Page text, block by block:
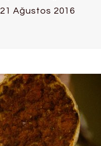
21 Ağustos 2016